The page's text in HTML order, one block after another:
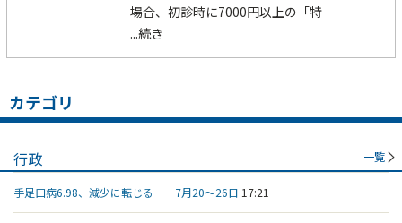
場合、初診時に7000円以上の「特
...続き
カテゴリ
行政 一覧
手足口病6.98、減少に転じる 7月20～26日 17:21